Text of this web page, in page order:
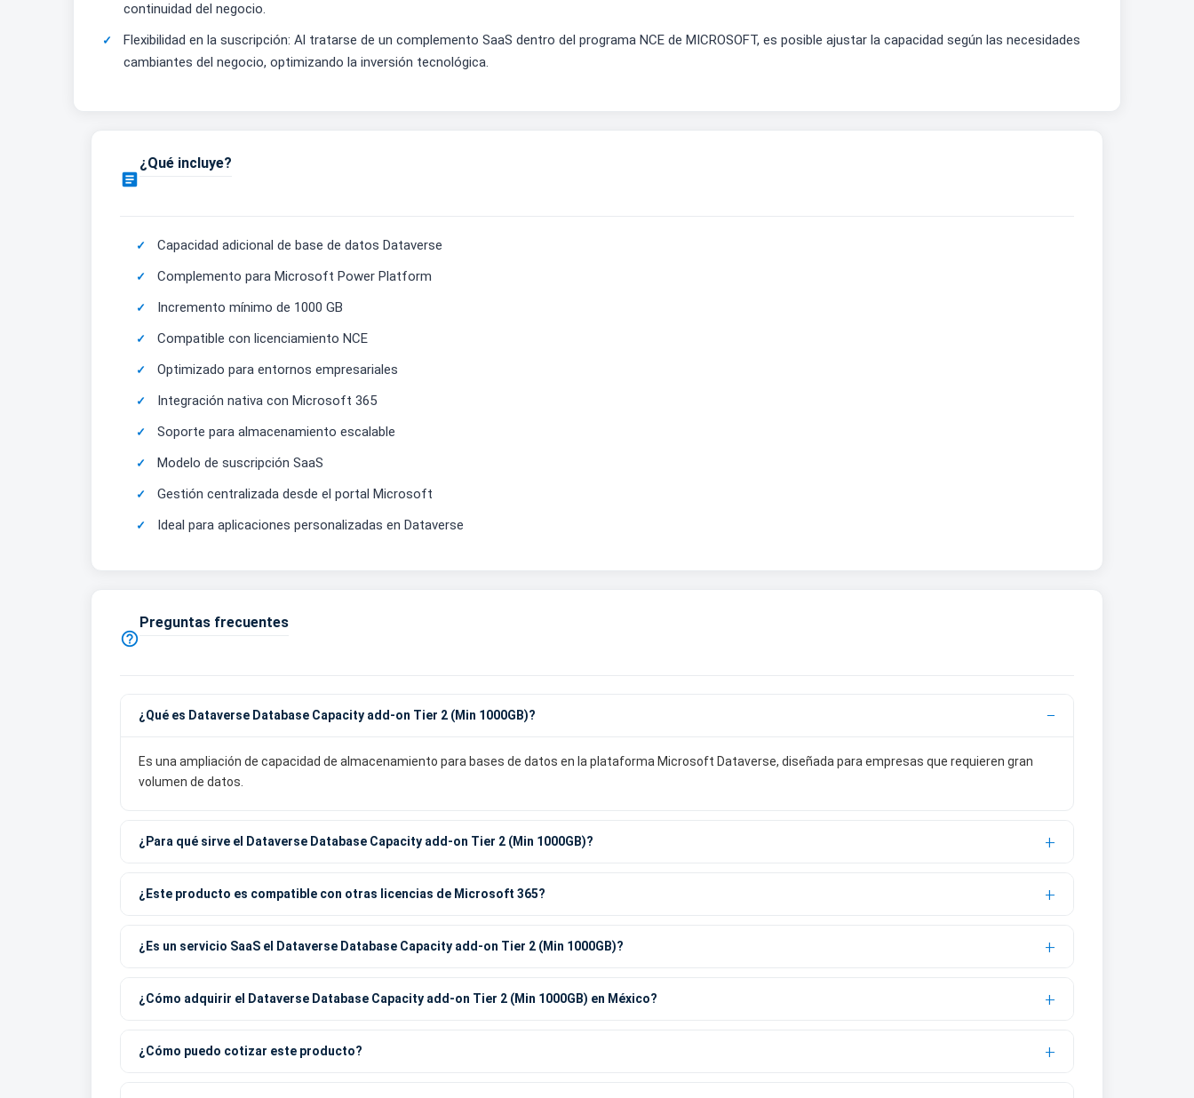
continuidad del negocio.
Flexibilidad en la suscripción: Al tratarse de un complemento SaaS dentro del programa NCE de MICROSOFT, es posible ajustar la capacidad según las necesidades
cambiantes del negocio, optimizando la inversión tecnológica.

¿Qué incluye?
Capacidad adicional de base de datos Dataverse
Complemento para Microsoft Power Platform
Incremento mínimo de 1000 GB
Compatible con licenciamiento NCE
Optimizado para entornos empresariales
Integración nativa con Microsoft 365
Soporte para almacenamiento escalable
Modelo de suscripción SaaS
Gestión centralizada desde el portal Microsoft
Ideal para aplicaciones personalizadas en Dataverse

Preguntas frecuentes
¿Qué es Dataverse Database Capacity add-on Tier 2 (Min 1000GB)?
Es una ampliación de capacidad de almacenamiento para bases de datos en la plataforma Microsoft Dataverse, diseñada para empresas que requieren gran
volumen de datos.
¿Para qué sirve el Dataverse Database Capacity add-on Tier 2 (Min 1000GB)?
¿Este producto es compatible con otras licencias de Microsoft 365?
¿Es un servicio SaaS el Dataverse Database Capacity add-on Tier 2 (Min 1000GB)?
¿Cómo adquirir el Dataverse Database Capacity add-on Tier 2 (Min 1000GB) en México?
¿Cómo puedo cotizar este producto?